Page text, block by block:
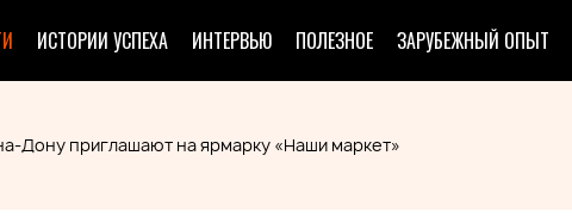
ИСТОРИИ УСПЕХА ИНТЕРВЬЮ ПОЛЕЗНОЕ ЗАРУБЕЖНЫЙ ОПЫТ
Дону приглашают на ярмарку «Наши маркет»